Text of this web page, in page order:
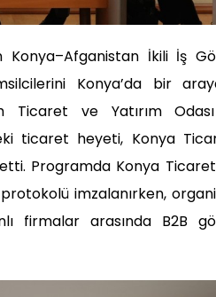
Konya–Afganistan İkili İş
Konya’da bir
Ticaret ve Yatırım
ticaret heyeti, Konya
Programda Konya
imzalanırken,
firmalar arasında B2B